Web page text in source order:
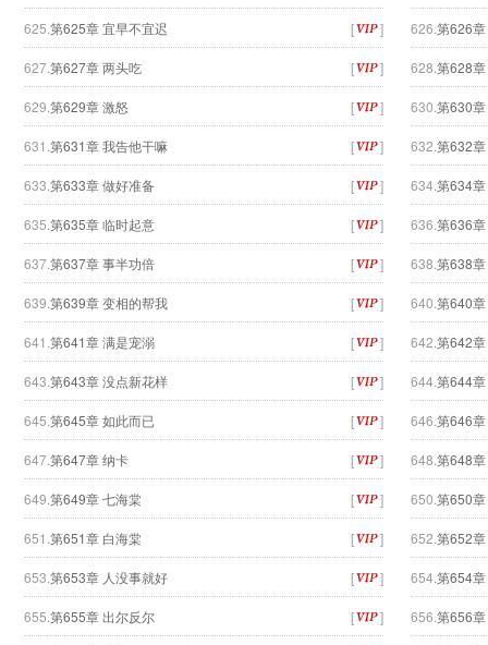
625. 第625章 宜早不宜迟 [ ] 626. 第626
627.第627章 两头吃 [ ] 628. 第628
629. 第629章 激怒 [ ] 630. 第630
631. 第631章 我告他干嘛 [ ] 632. 第632
633. 第633章 做好准备 [ ] 634. 第634
635. 第635章 临时起意 [ ] 636. 第636
637.第637章 事半功倍 [ ] 638. 第638
639. 第639章 变相的帮我 [ ] 640. 第640
641. 第641章 满是宠溺 [ ] 642. 第642
643. 第643章 没点新花样 [ ] 644. 第644
645. 第645章 如此而已 [ ] 646. 第646
647.第647章 纳卡 [ ] 648. 第648
649. 第649章 七海棠 [ ] 650. 第650
651. 第651章 白海棠 [ ] 652. 第652
653. 第653章 人没事就好 [ ] 654. 第654
655. 第655章 出尔反尔 [ ] 656. 第656